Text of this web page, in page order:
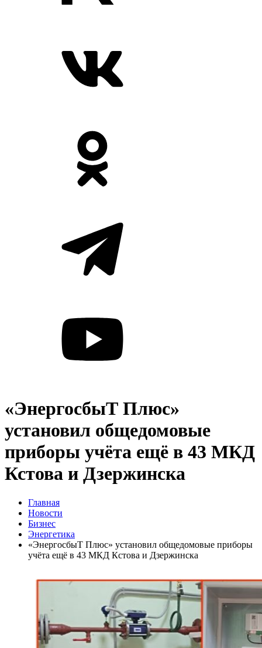
«ЭнергосбыТ Плюс»
установил общедомовые
приборы учёта ещё в 43 МКД
Кстова и Дзержинска
Главная
Новости
Бизнес
Энергетика
«ЭнергосбыТ Плюс» установил общедомовые приборы
учёта ещё в 43 МКД Кстова и Дзержинска